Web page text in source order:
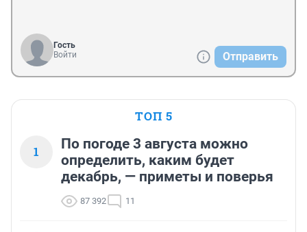
Гость
Войти
Отправить
ТОП 5
1
По погоде 3 августа можно
определить, каким будет
декабрь, — приметы и поверья
87 392 11